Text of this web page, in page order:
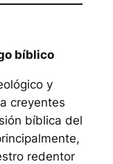
bíblico
y
creyentes
bíblica del
redentor